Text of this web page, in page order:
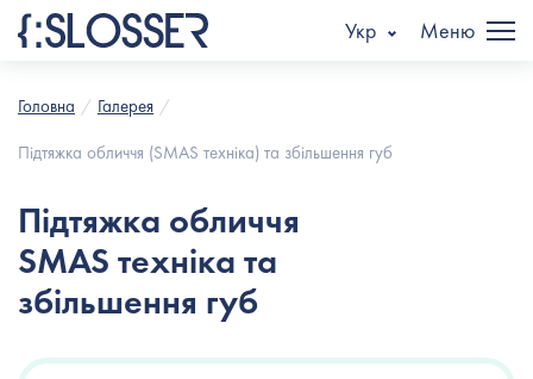
Укр Меню
Головна
Галерея
Підтяжка обличчя (SMAS техніка) та збільшення губ
Підтяжка обличчя
SMAS техніка та
збільшення губ